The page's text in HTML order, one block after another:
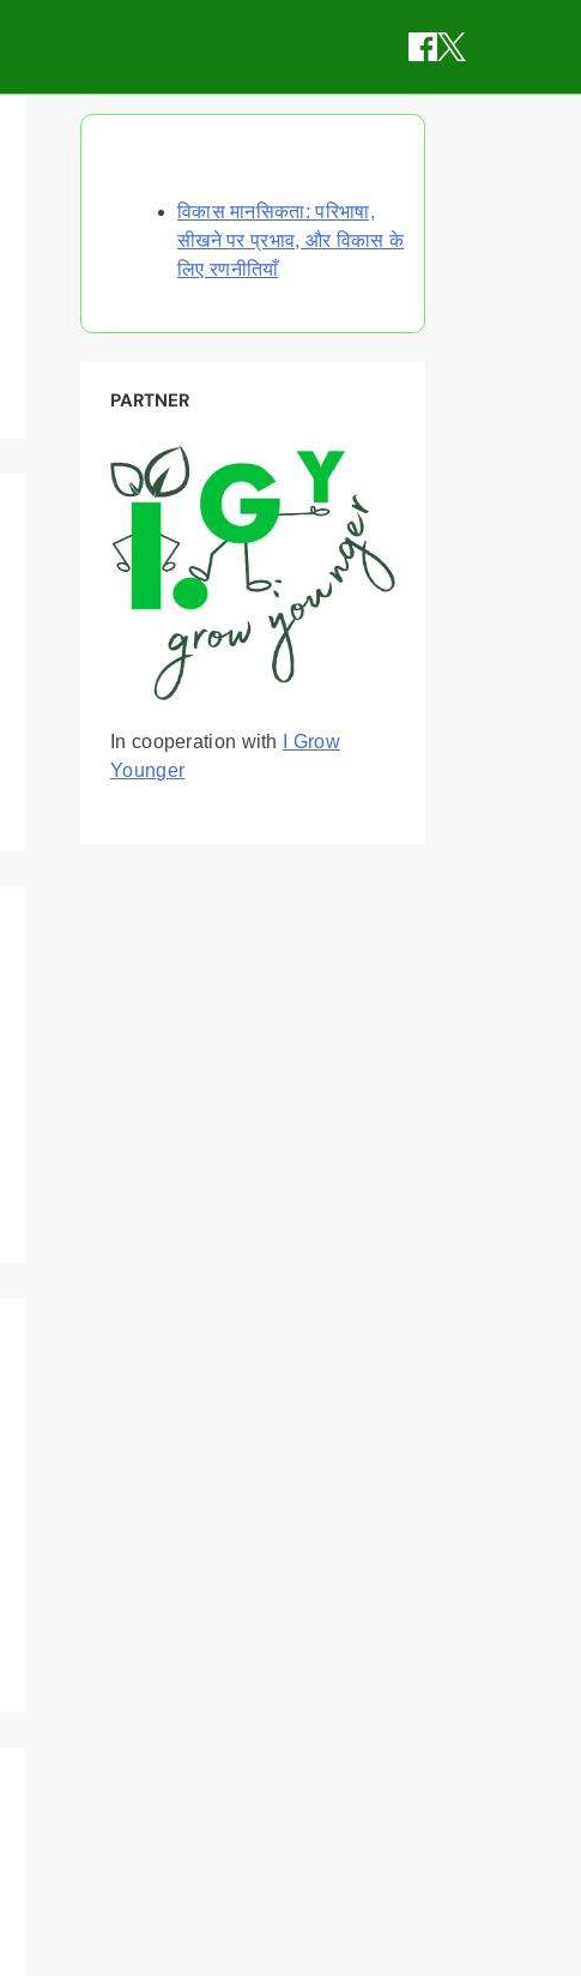
विकास मानसिकता: परिभाषा,
सीखने पर प्रभाव, और विकास के
लिए रणनीतियाँ
PARTNER
In cooperation with
I Grow
Younger